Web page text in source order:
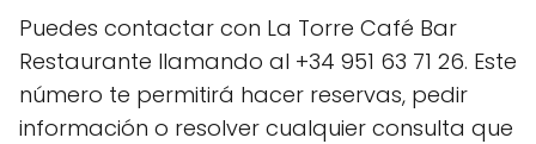
Puedes contactar con La Torre Café Bar
Restaurante llamando al +34 951 63 71 26. Este
número te permitirá hacer reservas, pedir
información o resolver cualquier consulta que